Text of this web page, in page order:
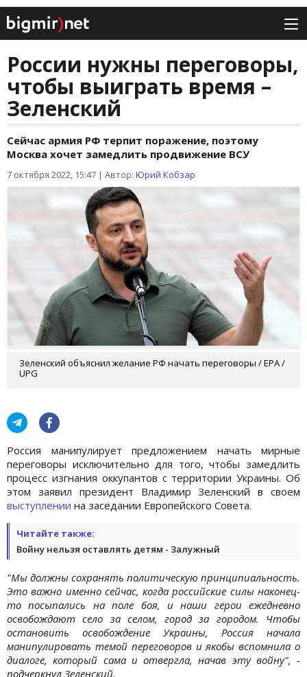
России нужны переговоры,
чтобы выиграть время –
Зеленский
Сейчас армия РФ терпит поражение, поэтому
Москва хочет замедлить продвижение ВСУ
7 октября 2022, 15:47 | Автор: Юрий Кобзар
Зеленский объяснил желание РФ начать переговоры / EPA /
UPG
Россия манипулирует предложением начать мирные
переговоры исключительно для того, чтобы замедлить
процесс изгнания оккупантов с территории Украины. Об
этом заявил президент Владимир Зеленский в своем
выступлении на заседании Европейского Совета.
Читайте также:
Войну нельзя оставлять детям - Залужный
"Мы должны сохранять политическую принципиальность.
Это важно именно сейчас, когда российские силы наконец-
то посыпались на поле боя, и наши герои ежедневно
освобождают село за селом, город за городом. Чтобы
остановить освобождение Украины, Россия начала
манипулировать темой переговоров и якобы вспомнила о
диалоге, который сама и отвергла, начав эту войну", -
подчеркнул Зеленский.